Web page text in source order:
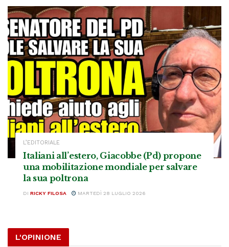
L’EDITORIALE
Italiani all’estero, Giacobbe (Pd) propone
una mobilitazione mondiale per salvare
la sua poltrona
DI RICKY FILOSA MARTEDÌ 28 LUGLIO 2026
L'OPINIONE